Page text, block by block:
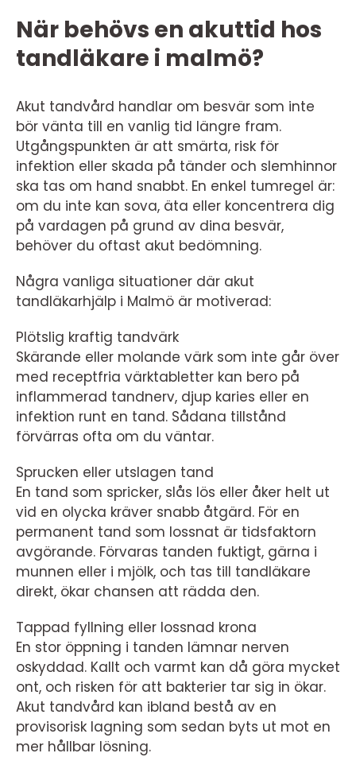
När behövs en akuttid hos
tandläkare i malmö?
Akut tandvård handlar om besvär som inte
bör vänta till en vanlig tid längre fram.
Utgångspunkten är att smärta, risk för
infektion eller skada på tänder och slemhinnor
ska tas om hand snabbt. En enkel tumregel är:
om du inte kan sova, äta eller koncentrera dig
på vardagen på grund av dina besvär,
behöver du oftast akut bedömning.
Några vanliga situationer där akut
tandläkarhjälp i Malmö är motiverad:
Plötslig kraftig tandvärk
Skärande eller molande värk som inte går över
med receptfria värktabletter kan bero på
inflammerad tandnerv, djup karies eller en
infektion runt en tand. Sådana tillstånd
förvärras ofta om du väntar.
Sprucken eller utslagen tand
En tand som spricker, slås lös eller åker helt ut
vid en olycka kräver snabb åtgärd. För en
permanent tand som lossnat är tidsfaktorn
avgörande. Förvaras tanden fuktigt, gärna i
munnen eller i mjölk, och tas till tandläkare
direkt, ökar chansen att rädda den.
Tappad fyllning eller lossnad krona
En stor öppning i tanden lämnar nerven
oskyddad. Kallt och varmt kan då göra mycket
ont, och risken för att bakterier tar sig in ökar.
Akut tandvård kan ibland bestå av en
provisorisk lagning som sedan byts ut mot en
mer hållbar lösning.